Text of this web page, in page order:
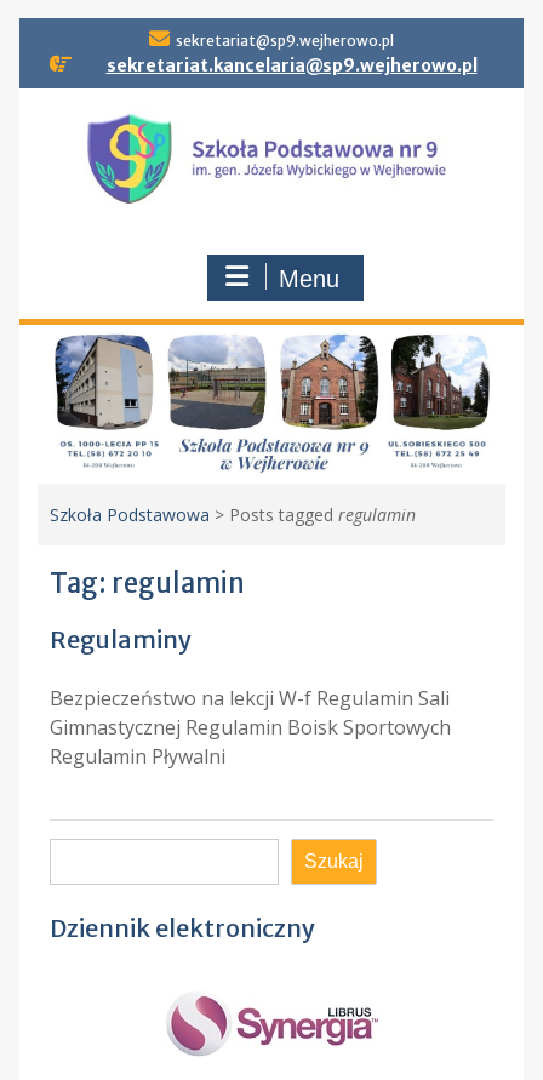
to
sekretariat@sp9.wejherowo.pl
sekretariat.kancelaria@sp9.wejherowo.pl
Menu
Szkoła Podstawowa > Posts tagged regulamin
Tag: regulamin
Regulaminy
Bezpieczeństwo na lekcji W-f Regulamin Sali
Gimnastycznej Regulamin Boisk Sportowych
Regulamin Pływalni
Szukaj
Dziennik elektroniczny